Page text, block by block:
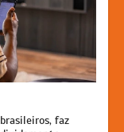
faz